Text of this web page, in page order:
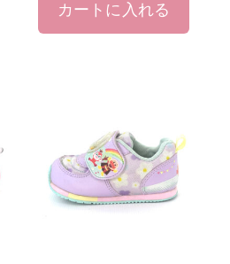
カートに入れる